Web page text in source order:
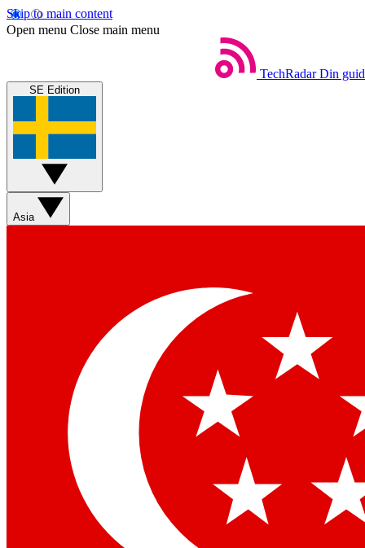
Skip to main content
Open menu Close main menu
TechRadar Din
SE Edition
Asia